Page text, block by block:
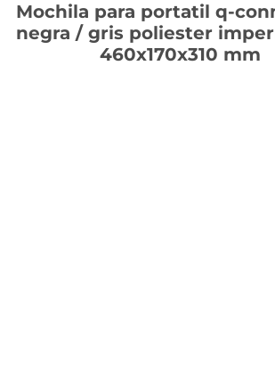
Mochila para portatil q-
negra / gris poliester
460x170x310 mm